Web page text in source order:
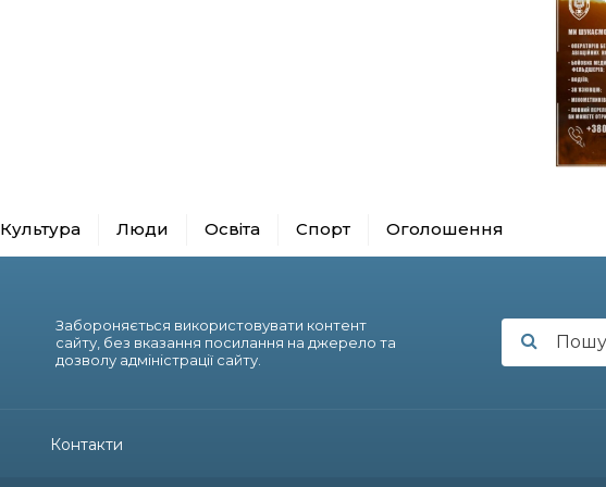
14:37
21 лип
11:28
21 лип
Культура Люди Освіта Спорт Оголошення
Забороняється використовувати контент
сайту, без вказання посилання на джерело та
дозволу адміністрації сайту.
Контакти